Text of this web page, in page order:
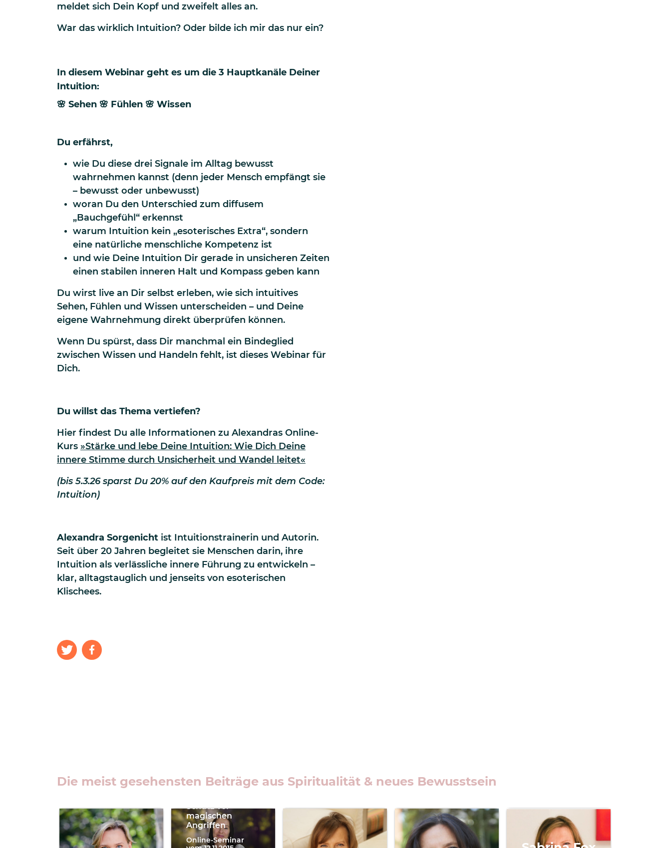
meldet sich Dein Kopf und zweifelt alles an.
War das wirklich Intuition? Oder bilde ich mir das nur ein?
In diesem Webinar geht es um die 3 Hauptkanäle Deiner
Intuition:
🌸 Sehen 🌸 Fühlen 🌸 Wissen
Du erfährst,
wie Du diese drei Signale im Alltag bewusst
wahrnehmen kannst (denn jeder Mensch empfängt sie
– bewusst oder unbewusst)
woran Du den Unterschied zum diffusem
„Bauchgefühl“ erkennst
warum Intuition kein „esoterisches Extra“, sondern
eine natürliche menschliche Kompetenz ist
und wie Deine Intuition Dir gerade in unsicheren Zeiten
einen stabilen inneren Halt und Kompass geben kann
Du wirst live an Dir selbst erleben, wie sich intuitives
Sehen, Fühlen und Wissen unterscheiden – und Deine
eigene Wahrnehmung direkt überprüfen können.
Wenn Du spürst, dass Dir manchmal ein Bindeglied
zwischen Wissen und Handeln fehlt, ist dieses Webinar für
Dich.
Du willst das Thema vertiefen?
Hier findest Du alle Informationen zu Alexandras Online-
Kurs »Stärke und lebe Deine Intuition: Wie Dich Deine
innere Stimme durch Unsicherheit und Wandel leitet«
(bis 5.3.26 sparst Du 20% auf den Kaufpreis mit dem Code:
Intuition)
Alexandra Sorgenicht ist Intuitionstrainerin und Autorin.
Seit über 20 Jahren begleitet sie Menschen darin, ihre
Intuition als verlässliche innere Führung zu entwickeln –
klar, alltagstauglich und jenseits von esoterischen
Klischees.
Die meist gesehensten Beiträge aus Spiritualität & neues Bewusstsein
Schutz vor
magischen
Angriffen
Online-Seminar